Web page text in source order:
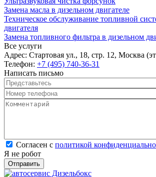
Замена масла в дизельном двигателе
Техническое обслуживание топливной
двигателя
Замена топливного фильтра в дизельном
Все услуги
Адрес: Стартовая ул., 18, стр. 12, Москва
Телефон: +7 (495) 740-36-31
Написать письмо
Представьтесь
Номер телефона
Комментарий
Согласен с политикой
Согласен с политикой
Я не робот